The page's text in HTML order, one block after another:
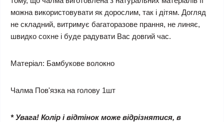
можна використовувати як дорослим, так і дітям. Догляд
не складний, витримує багаторазове прання, не линяє,
швидко сохне і буде радувати Вас довгий час.
Матеріал: Бамбукове волокно
Чалма Пов'язка на голову 1шт
* Увага! Колір і відтінок може відрізнятися, в